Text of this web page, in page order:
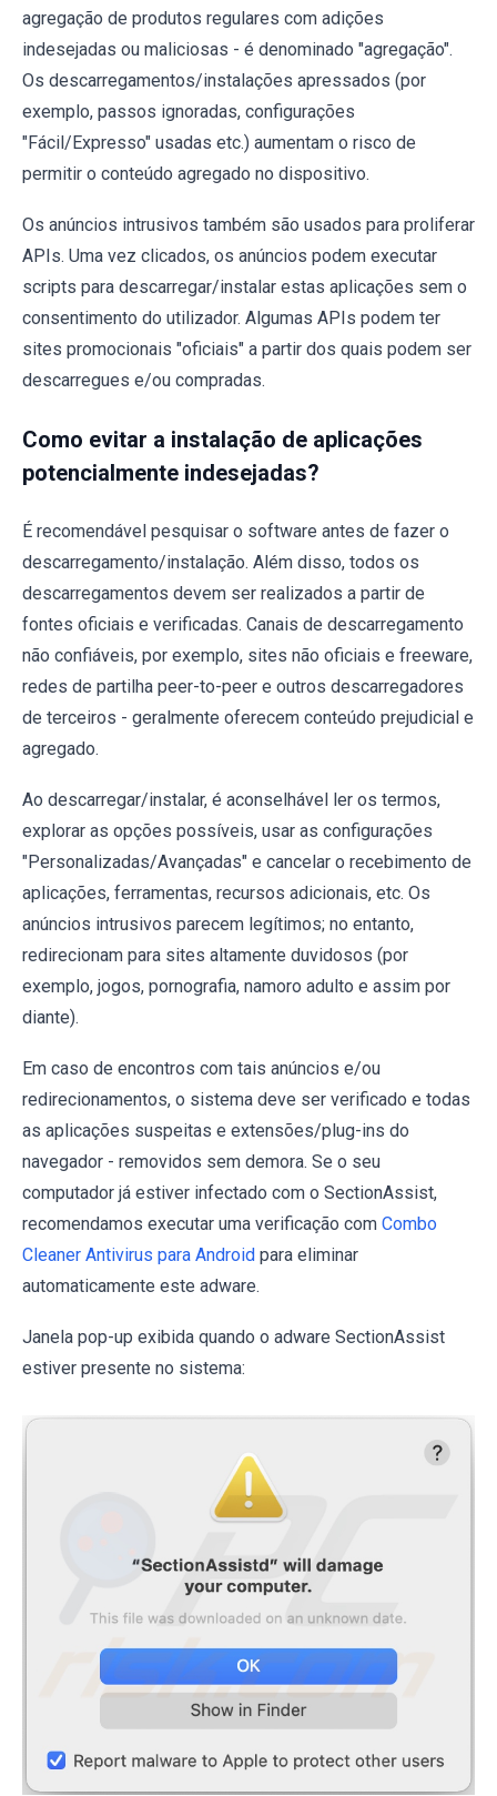
agregação de produtos regulares com adições
indesejadas ou maliciosas - é denominado "agregação".
Os descarregamentos/instalações apressados (por
exemplo, passos ignoradas, configurações
"Fácil/Expresso" usadas etc.) aumentam o risco de
permitir o conteúdo agregado no dispositivo.
Os anúncios intrusivos também são usados para proliferar
APIs. Uma vez clicados, os anúncios podem executar
scripts para descarregar/instalar estas aplicações sem o
consentimento do utilizador. Algumas APIs podem ter
sites promocionais "oficiais" a partir dos quais podem ser
descarregues e/ou compradas.
Como evitar a instalação de aplicações
potencialmente indesejadas?
É recomendável pesquisar o software antes de fazer o
descarregamento/instalação. Além disso, todos os
descarregamentos devem ser realizados a partir de
fontes oficiais e verificadas. Canais de descarregamento
não confiáveis, por exemplo, sites não oficiais e freeware,
redes de partilha peer-to-peer e outros descarregadores
de terceiros - geralmente oferecem conteúdo prejudicial e
agregado.
Ao descarregar/instalar, é aconselhável ler os termos,
explorar as opções possíveis, usar as configurações
"Personalizadas/Avançadas" e cancelar o recebimento de
aplicações, ferramentas, recursos adicionais, etc. Os
anúncios intrusivos parecem legítimos; no entanto,
redirecionam para sites altamente duvidosos (por
exemplo, jogos, pornografia, namoro adulto e assim por
diante).
Em caso de encontros com tais anúncios e/ou
redirecionamentos, o sistema deve ser verificado e todas
as aplicações suspeitas e extensões/plug-ins do
navegador - removidos sem demora. Se o seu
computador já estiver infectado com o SectionAssist,
recomendamos executar uma verificação com Combo
Cleaner Antivirus para Android para eliminar
automaticamente este adware.
Janela pop-up exibida quando o adware SectionAssist
estiver presente no sistema: